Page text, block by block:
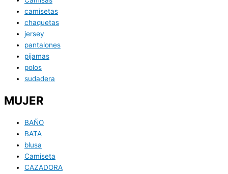
camisetas
chaquetas
jersey
pantalones
pijamas
polos
sudadera
MUJER
BAÑO
BATA
blusa
Camiseta
CAZADORA